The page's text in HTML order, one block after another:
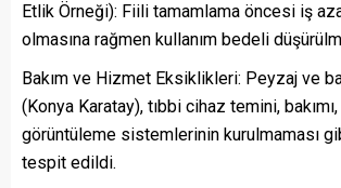
Etlik Örneği): Fiili tamamlama öncesi iş
olmasına rağmen kullanım bedeli
Bakım ve Hizmet Eksiklikleri: Peyzaj ve
(Konya Karatay), tıbbi cihaz temini,
görüntüleme sistemlerinin kurulmaması
tespit edildi.